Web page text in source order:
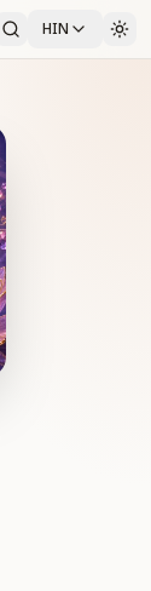
HIN